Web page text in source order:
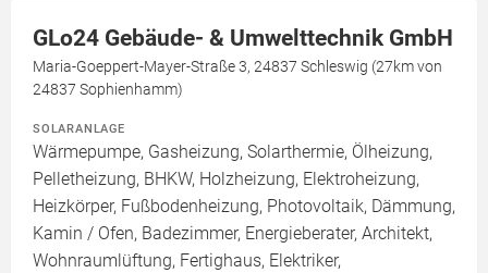
GLo24 Gebäude- & Umwelttechnik GmbH
Maria-Goeppert-Mayer-Straße 3, 24837 Schleswig (27km von
24837 Sophienhamm)
SOLARANLAGE
Wärmepumpe, Gasheizung, Solarthermie, Ölheizung,
Pelletheizung, BHKW, Holzheizung, Elektroheizung,
Heizkörper, Fußbodenheizung, Photovoltaik, Dämmung,
Kamin / Ofen, Badezimmer, Energieberater, Architekt,
Wohnraumlüftung, Fertighaus, Elektriker,